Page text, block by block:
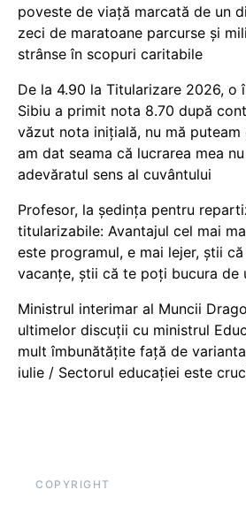
poveste de viață marcată de un
zeci de maratoane parcurse și
strânse în scopuri caritabile
De la 4.90 la Titularizare 2026, o
Sibiu a primit nota 8.70 după
văzut nota inițială, nu mă
am dat seama că lucrarea mea
adevăratul sens al cuvântului
Profesor, la ședința pentru
titularizabile: Avantajul cel mai
este programul, e mai lejer, știi
vacanţe, știi că te poți bucura de
Ministrul interimar al Muncii
ultimelor discuții cu ministrul
mult îmbunătățite față de
iulie / Sectorul educației este
COPYRIGHT